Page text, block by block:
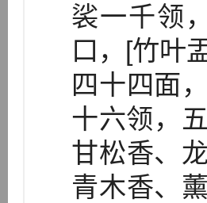
裟一千领
口，[竹叶
四十四面
十六领，
甘松香、
青木香、